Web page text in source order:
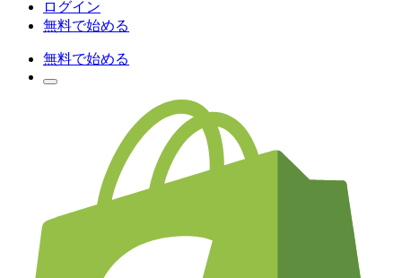
ログイン
無料で始める
無料で始める